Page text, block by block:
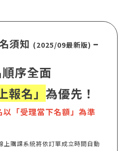
須知 (2025/09最新版) –
序全面
報名」 為優先！
「受理當下名額」為準
購課系統將依訂單成立時間自動